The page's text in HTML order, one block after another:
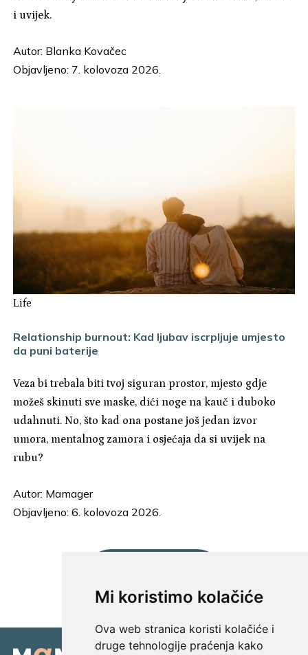
Mi koristimo kolačiće
Ova web stranica koristi kolačiće i
druge tehnologije praćenja kako
i uvijek.
Autor: Blanka Kovačec
Objavljeno: 7. kolovoza 2026.
Life
Relationship burnout: Kad ljubav iscrpljuje umjesto
da puni baterije
Veza bi trebala biti tvoj siguran prostor, mjesto gdje
možeš skinuti sve maske, dići noge na kauč i duboko
udahnuti. No, što kad ona postane još jedan izvor
umora, mentalnog zamora i osjećaja da si uvijek na
rubu?
Autor: Mamager
Objavljeno: 6. kolovoza 2026.